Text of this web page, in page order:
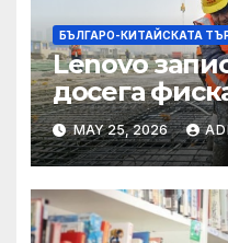
БЪЛГАРО-КИТАЙСКАТА
Lenovo
досега
MAY 25, 2026